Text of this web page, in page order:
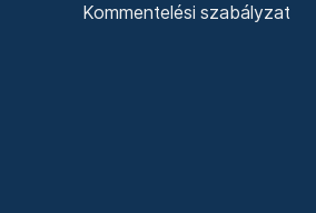
Kommentelési szabályzat